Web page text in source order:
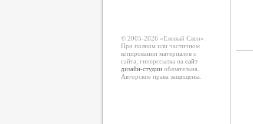
© 2005-2026 «Еловый Cлон».
При полном или частичном
копировании материалов с
сайта, гиперссылка на сайт
дизайн-студииобязательна.
Авторские права защищены.